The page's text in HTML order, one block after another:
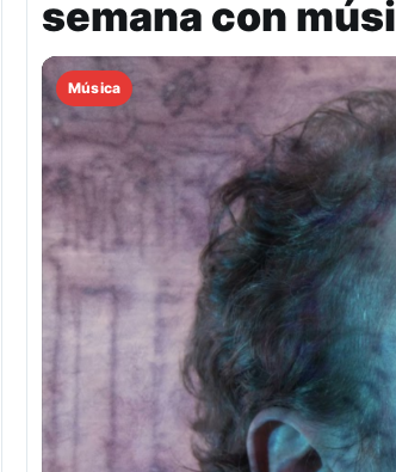
semana con
Música